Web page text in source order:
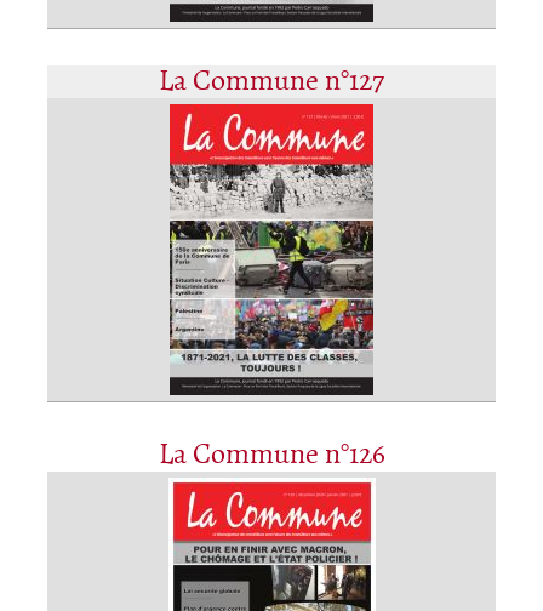
La Commune n°127
La Commune n°126